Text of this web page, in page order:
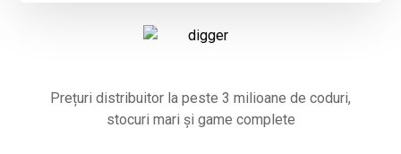
Prețuri distribuitor la peste 3 milioane de coduri,
stocuri mari și game complete